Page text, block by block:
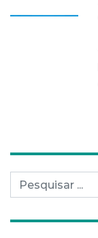
Pesquisar por: